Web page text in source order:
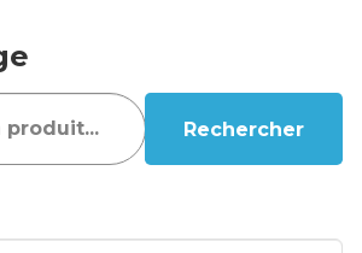
Rechercher